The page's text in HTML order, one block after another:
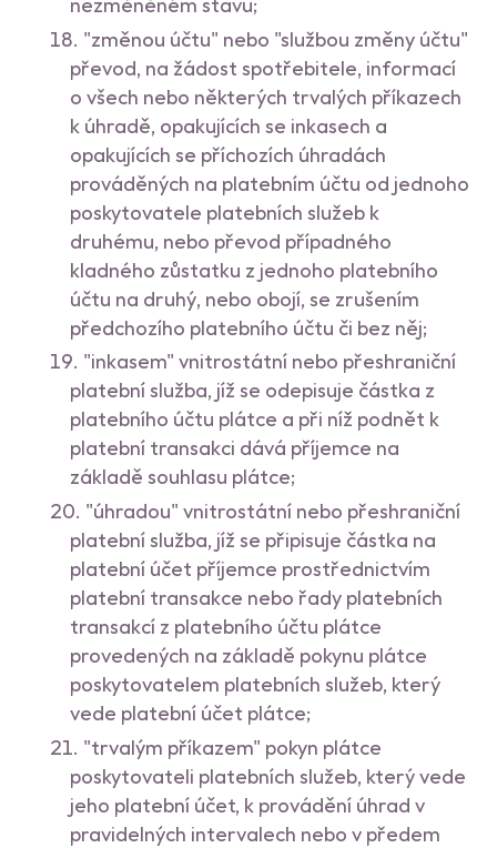
nezměněném stavu;
"změnou účtu" nebo "službou změny účtu"
převod, na žádost spotřebitele, informací
o všech nebo některých trvalých příkazech
k úhradě, opakujících se inkasech a
opakujících se příchozích úhradách
prováděných na platebním účtu od jednoho
poskytovatele platebních služeb k
druhému, nebo převod případného
kladného zůstatku z jednoho platebního
účtu na druhý, nebo obojí, se zrušením
předchozího platebního účtu či bez něj;
"inkasem" vnitrostátní nebo přeshraniční
platební služba, jíž se odepisuje částka z
platebního účtu plátce a při níž podnět k
platební transakci dává příjemce na
základě souhlasu plátce;
"úhradou" vnitrostátní nebo přeshraniční
platební služba, jíž se připisuje částka na
platební účet příjemce prostřednictvím
platební transakce nebo řady platebních
transakcí z platebního účtu plátce
provedených na základě pokynu plátce
poskytovatelem platebních služeb, který
vede platební účet plátce;
"trvalým příkazem" pokyn plátce
poskytovateli platebních služeb, který vede
jeho platební účet, k provádění úhrad v
pravidelných intervalech nebo v předem